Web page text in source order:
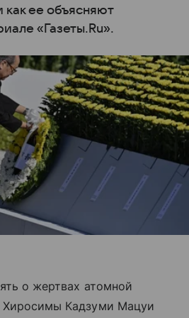
как ее объясняют
«Газеты.Ru».
о жертвах атомной
Кадзуми Мацуи